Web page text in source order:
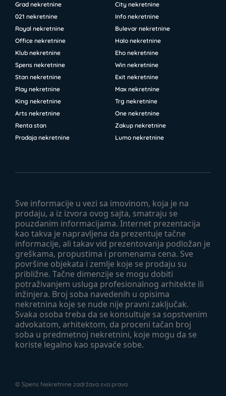
Sve informacije u vezi sa imovinom, koja je na
prodaju, a iz izvora ovog sajta, smatraju se
pouzdanim informacijama. Internet prezentacija
kao takva je napravljena da prezentuje tačne
informacije, ali takav vid prezentovanja podložan je
greškama, propustima i promenama cena. Sve
površine objekata i zemlje koje se prodaju su
približne. Tačne dimenzije se mogu dobiti
potraživanjem usluga profesionalnog arhitekte ili
inžinjera. Broj soba navedenih u opisima
nekretnina koje se nude nije pravni zaključak.
Svaka osoba treba da se konsultuje sa sopstvenim
advokatom, arhitektom, da proceni tačan broj
soba u predmetnoj nekretnini, koje mogu da se
koriste legalno kao spavaće sobe.
Grad nekretnine
City nekretnine
021 nekretnine
Info nekretnine
Royal nekretnine
Bulevar nekretnine
Office nekretnine
Halo nekretnine
Klub nekretnine
Eho nekretnine
Spens nekretnine
Win nekretnine
Stan nekretnine
Exit nekretnine
Play nekretnine
Max nekretnine
King nekretnine
Trg nekretnine
Arts nekretnine
One nekretnine
Renta stan
Zakup nekretnine
Prodaja nekretnine
Lumo nekretnine
© Spens Nekretnine zadržava sva prava